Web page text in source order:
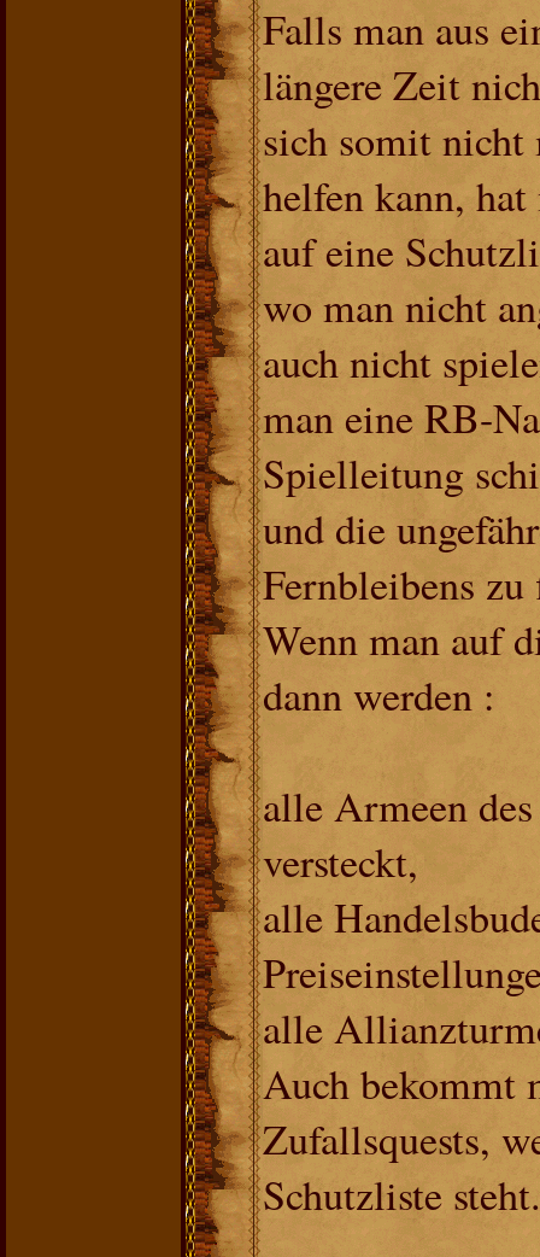
Falls man aus
längere Zeit
sich somit nicht
helfen kann,
auf eine
wo man nicht
auch nicht
man eine RB-
Spielleitung
und die
Fernbleibens
Wenn man auf
dann werden :
alle Armeen
versteckt,
alle
alle
Auch bekommt
Zufallsquests,
Schutzliste steht.